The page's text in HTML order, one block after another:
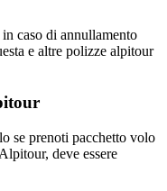
caso di annullamento
e altre polizze alpitour
se prenoti pacchetto volo
deve essere